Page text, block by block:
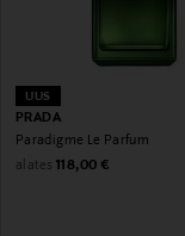
UUS
PRADA
Paradigme Le Parfum
alates Original Price
118,00 €